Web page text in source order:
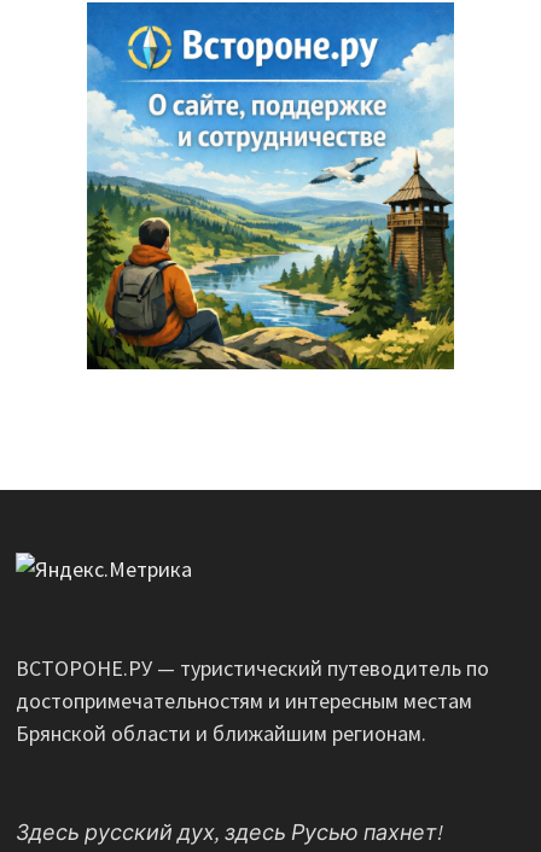
ВСТОРОНЕ.РУ — туристический путеводитель по
достопримечательностям и интересным местам
Брянской области и ближайшим регионам.
Здесь русский дух, здесь Русью пахнет!